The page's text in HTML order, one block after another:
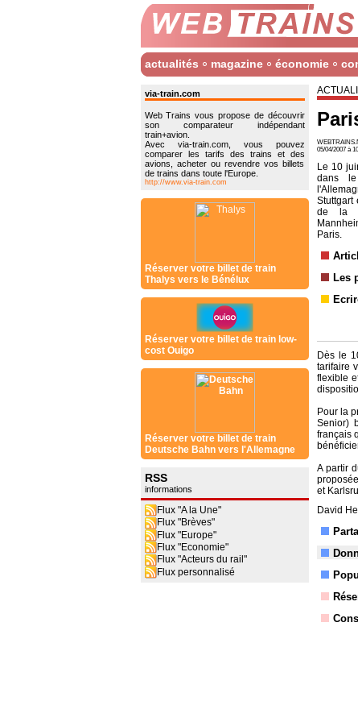
actualités magazine économie
via-train.com
Web Trains vous propose de découvrir
son comparateur indépendant
train+avion.
Avec via-train.com, vous pouvez
comparer les tarifs des trains et des
avions, acheter ou revendre vos billets
de trains dans toute l'Europe.
http://www.via-train.com
Réserver votre billet de train
Thalys vers le Bénélux
Réserver votre billet de train low-
cost Ouigo
Réserver votre billet de train
Deutsche Bahn vers l'Allemagne
RSS
informations
Flux "A la Une"
Flux "Brèves"
Flux "Europe"
Flux "Economie"
Flux "Acteurs du rail"
Flux personnalisé
05/04/2007 à
Le 10
dans
Stuttgart
de la
Paris.
Les
Dès le
tarifaire
flexible
Pour la
Senior)
français
A partir
et
David